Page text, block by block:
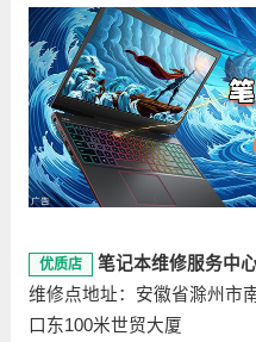
优质店
笔记本维修服务中
维修点地址：安徽省滁州市
口东100米世贸大厦